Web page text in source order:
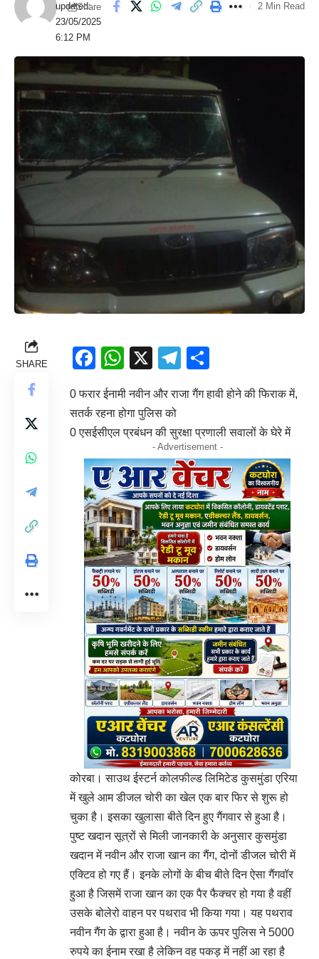
updated:
23/05/2025
6:12 PM
Share 2 Min Read
SHARE Facebook
WhatsApp
X Telegram
0 फरार ईनामी नवीन और राजा गैंग हावी होने की फिराक में,
सतर्क रहना होगा पुलिस को
0 एसईसीएल प्रबंधन की सुरक्षा प्रणाली सवालों के घेरे में
- Advertisement -
कोरबा। साउथ ईस्टर्न कोलफील्ड लिमिटेड कुसमुंडा एरिया
में खुले आम डीजल चोरी का खेल एक बार फिर से शुरू हो
चुका है। इसका खुलासा बीते दिन हुए गैंगवार से हुआ है।
पुष्ट खदान सूत्रों से मिली जानकारी के अनुसार कुसमुंडा
खदान में नवीन और राजा खान का गैंग, दोनों डीजल चोरी में
एक्टिव हो गए हैं। इनके लोगों के बीच बीते दिन ऐसा गैंगवॉर
हुआ है जिसमें राजा खान का एक पैर फैक्चर हो गया है वहीं
उसके बोलेरो वाहन पर पथराव भी किया गया। यह पथराव
नवीन गैंग के द्वारा हुआ है। नवीन के ऊपर पुलिस ने 5000
रुपये का ईनाम रखा है लेकिन वह पकड़ में नहीं आ रहा है